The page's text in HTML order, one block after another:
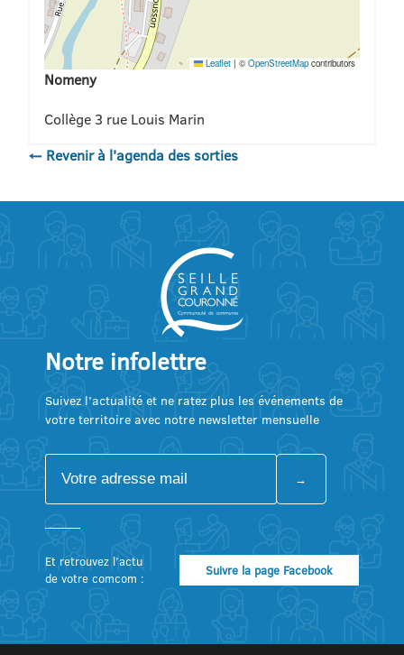
Leaflet | ©OpenStreetMap contributors
Nomeny
Collège 3 rue Louis Marin
← Revenir à l'agenda des sorties
Notre infolettre
Suivez l’actualité et ne ratez plus les événements de
votre territoire avec notre newsletter mensuelle
Et retrouvez l’actu
de votre comcom :
Suivre la page Facebook